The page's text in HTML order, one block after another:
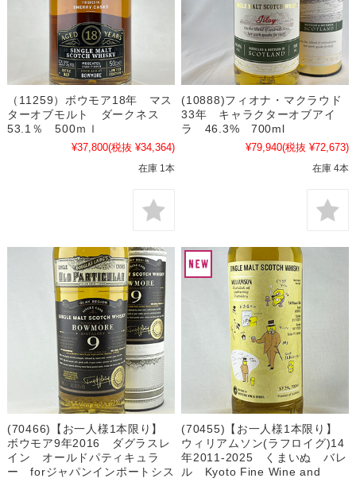
（11259）ボウモア18年 マス
ターオブモルト ダークネス
53.1％ 500ｍｌ
¥37,800(税抜 ¥34,364)
在庫 1本
(10888)フィオナ・マクラウド
33年 キャラクターオブアイ
ラ 46.3% 700ml
¥79,940(税抜 ¥72,673)
在庫 4本
(70466)【お一人様1本限り】
ボウモア9年2016 ダグラスレ
イン オールドパティキュラ
ー forジャパンインポートシス
(70455)【お一人様1本限り】
ウィリアムソン(ラフロイグ)14
年2011-2025 くまいぬ バレ
ル Kyoto Fine Wine and